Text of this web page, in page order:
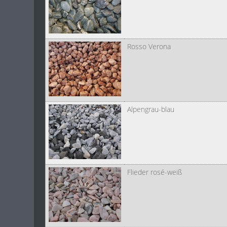
Rosso Verona
Alpengrau-blau
Flieder rosé-weiß